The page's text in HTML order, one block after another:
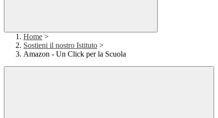
Home >
Sostieni il nostro Istituto >
Amazon - Un Click per la Scuola